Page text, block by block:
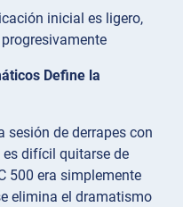
inicial es ligero,
Define la
sesión de derrapes con
difícil quitarse de
500 era simplemente
elimina el dramatismo